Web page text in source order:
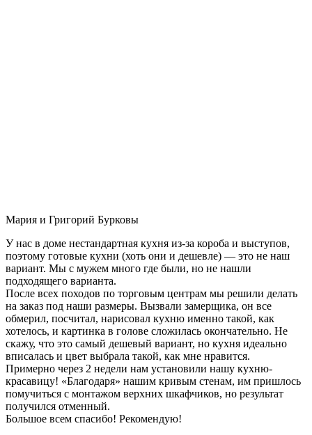
Мария и Григорий Бурковы
У нас в доме нестандартная кухня из-за короба и выступов,
поэтому готовые кухни (хоть они и дешевле) — это не наш
вариант. Мы с мужем много где были, но не нашли
подходящего варианта.
После всех походов по торговым центрам мы решили делать
на заказ под наши размеры. Вызвали замерщика, он все
обмерил, посчитал, нарисовал кухню именно такой, как
хотелось, и картинка в голове сложилась окончательно. Не
скажу, что это самый дешевый вариант, но кухня идеально
вписалась и цвет выбрала такой, как мне нравится.
Примерно через 2 недели нам установили нашу кухню-
красавицу! «Благодаря» нашим кривым стенам, им пришлось
помучиться с монтажом верхних шкафчиков, но результат
получился отменный.
Большое всем спасибо! Рекомендую!